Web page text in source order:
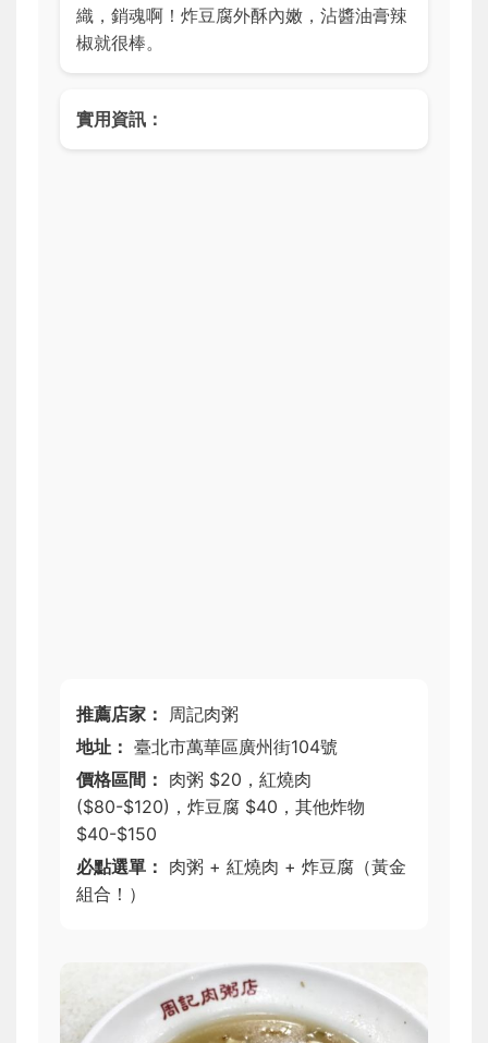
織，銷魂啊！炸豆腐外酥內嫩，沾醬油膏辣
椒就很棒。
實用資訊：
推薦店家： 周記肉粥
地址： 臺北市萬華區廣州街104號
價格區間： 肉粥 $20，紅燒肉
($80-$120)，炸豆腐 $40，其他炸物
$40-$150
必點選單： 肉粥 + 紅燒肉 + 炸豆腐（黃金
組合！）